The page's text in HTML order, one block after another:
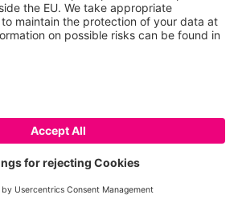
ImpactsLegal notice
FacebookXLinkedIn
โทไทป์ที่แสดงเฉพาะรายการผลิตภัณฑ์บาง
างอย่างยังไม่ได้รับการพัฒนาอย่างสมบูรณ์
การ สมมติฐานทางระเบียบวิธี ความพร้อม
ณต้องการข้อมูลเพิ่มเติม กรุณาติดต่อเรา